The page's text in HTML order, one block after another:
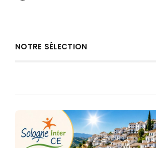
NOTRE SÉLECTION